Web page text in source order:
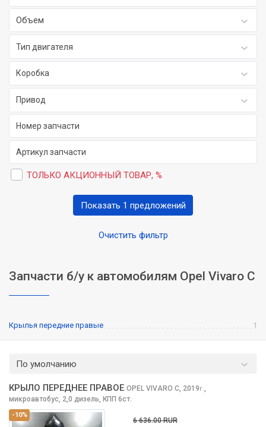
Объем
Тип двигателя
Коробка
Привод
ТОЛЬКО АКЦИОННЫЙ ТОВАР, %
Очистить фильтр
Показать 1 предложений
Запчасти б/у к автомобилям Opel Vivaro C
Крылья передние правые 1
По умолчанию
-10%
КРЫЛО ПЕРЕДНЕЕ ПРАВОЕ OPEL VIVARO C, 2019г.,
микроавтобус, 2,0 дизель, КПП 6ст.
6 636.00 RUR